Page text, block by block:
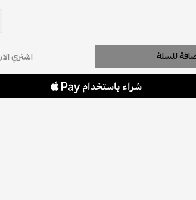
للسلة اشتري